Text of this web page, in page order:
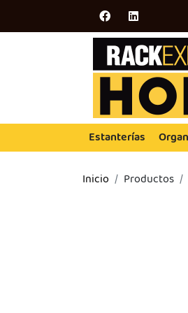
Estanterías
Inicio Productos